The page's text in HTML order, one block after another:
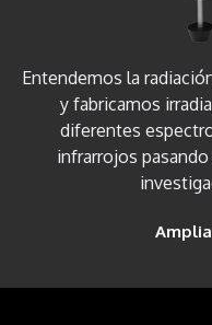
Entendemos la
y fabricamos
diferentes
infrarrojos